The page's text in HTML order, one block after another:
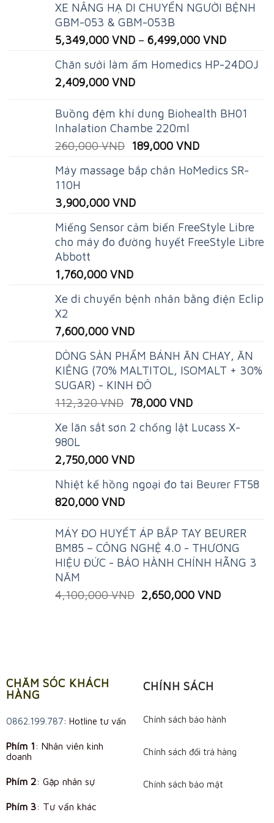
XE NÂNG HẠ DI CHUYỂN NGƯỜI BỆNH
GBM-053 & GBM-053B
5,349,000 VND – 6,499,000 VND
Chăn sưởi làm ấm Homedics HP-24DOJ
2,409,000 VND
Buồng đệm khí dung Biohealth BH01
Inhalation Chambe 220ml
260,000VND Original
was:
189,000 VNDCurrent
is:
Máy massage bắp chân HoMedics SR-
110H
3,900,000 VND
Miếng Sensor cảm biến FreeStyle Libre
cho máy đo đường huyết FreeStyle Libre
Abbott
1,760,000 VND
Xe di chuyển bệnh nhân bằng điện Eclip
X2
7,600,000 VND
DÒNG SẢN PHẨM BÁNH ĂN CHAY, ĂN
KIÊNG (70% MALTITOL, ISOMALT + 30%
SUGAR) - KINH ĐÔ
112,320VND Original
was:
78,000 VNDCurrent
is:
Xe lăn sắt sơn 2 chống lật Lucass X-
980L
2,750,000 VND
Nhiệt kế hồng ngoại đo tai Beurer FT58
820,000 VND
MÁY ĐO HUYẾT ÁP BẮP TAY BEURER
BM85 – CÔNG NGHỆ 4.0 - THƯƠNG
HIỆU ĐỨC - BẢO HÀNH CHÍNH HÃNG 3
NĂM
4,100,000VND Original
2,650,000 VNDCurrent
CHĂM SÓC KHÁCH
HÀNG
0862.199.787: Hotline tư vấn
Phím 1: Nhân viên kinh
doanh
Phím 2: Gặp nhân sự
Phím 3: Tư vấn khác
CHÍNH SÁCH
Chính sách bảo hành
Chính sách đổi trả hàng
Chính sách bảo mật